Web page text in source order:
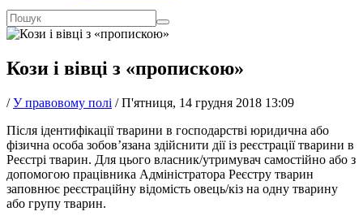
Кози і вівці з «пропискою»
/ У правовому полі /П'ятниця, 14 грудня 2018 13:09
Після ідентифікації тварини в господарстві юридична або
фізична особа зобов’язана здійснити дії із реєстрації тварини в
Реєстрі тварин. Для цього власник/утримувач самостійно або з
допомогою працівника Адміністратора Реєстру тварин
заповнює реєстраційну відомість овець/кіз на одну тварину
або групу тварин.